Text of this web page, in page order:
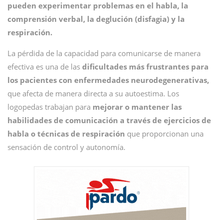
pueden experimentar problemas en el habla, la
comprensión verbal, la deglución (disfagia) y la
respiración.
La pérdida de la capacidad para comunicarse de manera
efectiva es una de las dificultades más frustrantes para
los pacientes con enfermedades neurodegenerativas,
que afecta de manera directa a su autoestima. Los
logopedas trabajan para mejorar o mantener las
habilidades de comunicación a través de ejercicios de
habla o técnicas de respiración que proporcionan una
sensación de control y autonomía.